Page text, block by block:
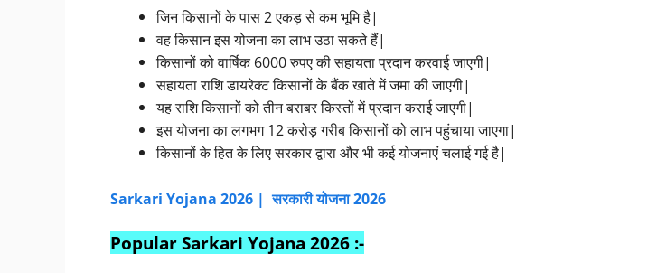
जिन किसानों के पास 2 एकड़ से कम भूमि है|
वह किसान इस योजना का लाभ उठा सकते हैं|
किसानों को वार्षिक 6000 रुपए की सहायता प्रदान करवाई जाएगी|
सहायता राशि डायरेक्ट किसानों के बैंक खाते में जमा की जाएगी|
यह राशि किसानों को तीन बराबर किस्तों में प्रदान कराई जाएगी|
इस योजना का लगभग 12 करोड़ गरीब किसानों को लाभ पहुंचाया जाएगा|
किसानों के हित के लिए सरकार द्वारा और भी कई योजनाएं चलाई गई है|
Sarkari Yojana 2026 | सरकारी योजना 2026
Popular Sarkari Yojana 2026 :-